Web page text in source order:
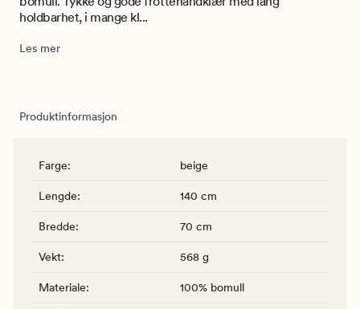
holdbarhet, i mange kl...
Les mer
Produktinformasjon
Farge: beige
Lengde: 140 cm
Bredde: 70 cm
Vekt: 568 g
Materiale: 100% bomull